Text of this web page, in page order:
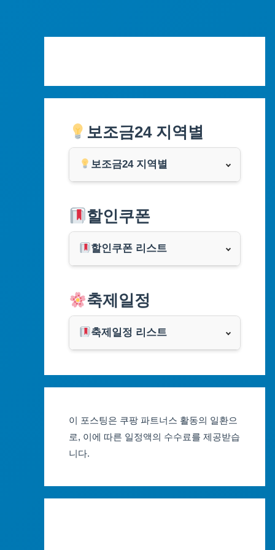
보조금24 지역별
보조금24 지역별
부산광역시
대구광역시
인천광역시
광주광역시
세종특별자치시
강원도
할인쿠폰
할인쿠폰 리스트
쿠팡
클룩
축제일정
축제일정 리스트
대구축제 일정
광주축제 일정
이 포스팅은 쿠팡 파트너스 활동의 일환으
로, 이에 따른 일정액의 수수료를 제공받습
니다.